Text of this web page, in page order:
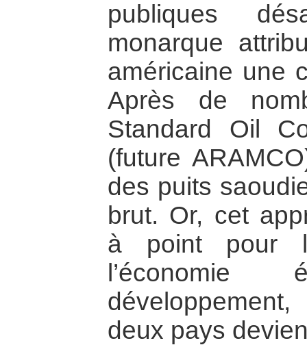
publiques
monarque
américaine une
Après de
Standard Oil
(future
des puits
brut. Or, cet
à point pour
deux pays